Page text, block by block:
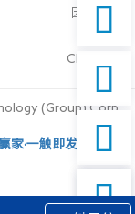
因治
CDMO
(Group) Corp.,
·一触即发



